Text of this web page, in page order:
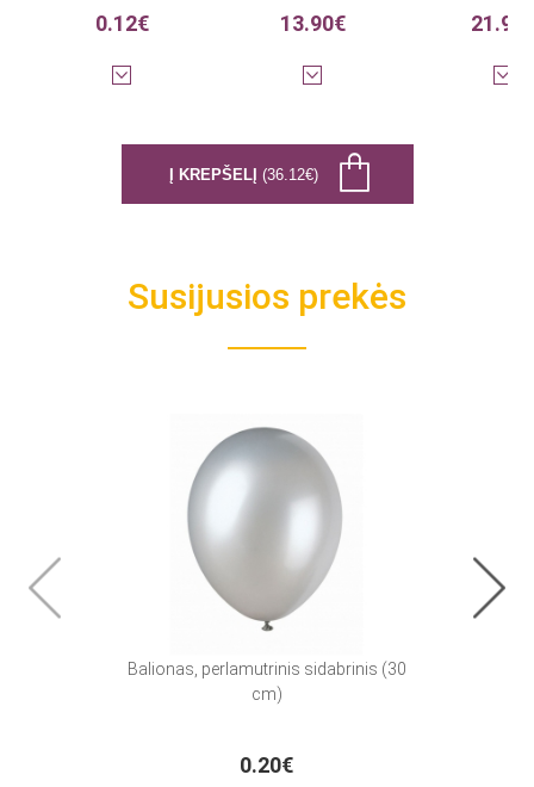
0.12€ 13.90€
Į KREPŠELĮ (36.12€)
Susijusios prekės
Balionas, perlamutrinis sidabrinis (30
cm)
0.20€